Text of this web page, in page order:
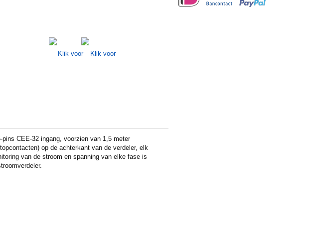
CEE-32 ingang, voorzien van 1,5 meter
op de achterkant van de verdeler, elk
van de stroom en spanning van elke fase is